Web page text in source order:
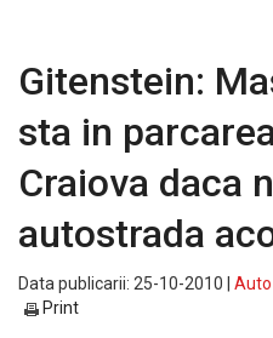
Gitenstein:
sta in
Craiova daca
autostrada
Data publicarii: 25-10-2010 | Auto
Print